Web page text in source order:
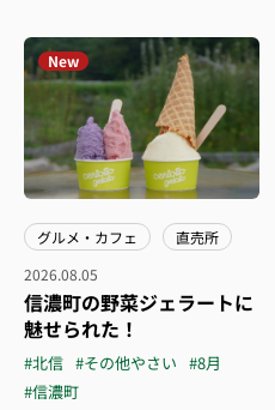
New
グルメ・カフェ
直売所
2026.08.05
信濃町の野菜ジェラートに
魅せられた！
#北信 #その他やさい #8月
#信濃町